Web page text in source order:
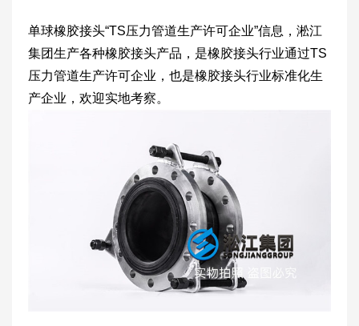
单球橡胶接头“TS压力管道生产许可企业”信息，淞江
集团生产各种橡胶接头产品，是橡胶接头行业通过TS
压力管道生产许可企业，也是橡胶接头行业标准化生
产企业，欢迎实地考察。